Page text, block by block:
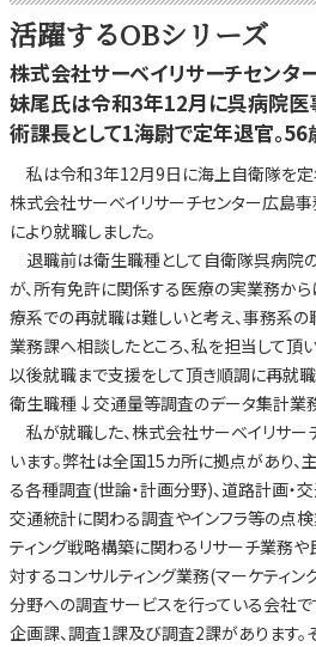
活躍するOBシリーズ
株式会社サーベイリサーチセン
妹尾氏は令和3年12月に呉病院
術課長として1海尉で定年退官。56
私は令和3年12月9日に海上自衛隊を
株式会社サーベイリサーチセンター広島
により就職しました。
退職前は衛生職種として自衛隊呉病院
が、所有免許に関係する医療の実業務か
療系での再就職は難しいと考え、事務系
業務課へ相談したところ、私を担当して頂
以後就職まで支援をして頂き順調に再就職
衛生職種↓交通量等調査のデータ集計業
私が就職した、株式会社サーベイリサー
います。弊社は全国15カ所に拠点があり
る各種調査(世論・計画分野)、道路計画・
交通統計に関わる調査やインフラ等の点
ティング戦略構築に関わるリサーチ業務
対するコンサルティング業務(マーケティン
分野への調査サービスを行っている会社で
企画課、調査1課及び調査2課があります